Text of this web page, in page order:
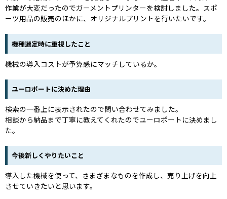
作業が大変だったのでガーメントプリンターを検討しました。スポ
ーツ用品の販売のほかに、オリジナルプリントを行いたいです。
機種選定時に重視したこと
機械の導入コストが予算感にマッチしているか。
ユーロポートに決めた理由
検索の一番上に表示されたので問い合わせてみました。
相談から納品まで丁寧に教えてくれたのでユーロポートに決めまし
た。
今後新しくやりたいこと
導入した機械を使って、さまざまなものを作成し、売り上げを向上
させていきたいと思います。